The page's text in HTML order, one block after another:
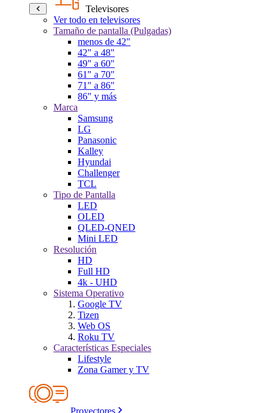
Televisores
Ver todo en televisores
Tamaño de pantalla (Pulgadas)
menos de 42"
42" a 48"
49" a 60"
61" a 70"
71" a 86"
86" y más
Marca
Samsung
LG
Panasonic
Kalley
Hyundai
Challenger
TCL
Tipo de Pantalla
LED
OLED
QLED-QNED
Mini LED
Resolución
HD
Full HD
4k - UHD
Sistema Operativo
Google TV
Tizen
Web OS
Roku TV
Características Especiales
Lifestyle
Zona Gamer y TV
Proyectores